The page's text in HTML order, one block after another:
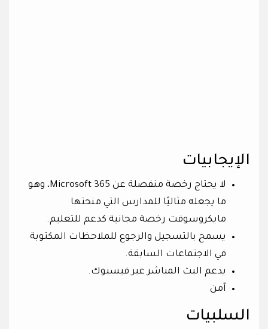
الإيجابيات
لا يحتاج رخصة منفصلة عن Microsoft 365، وهو
ما يجعله مثاليًا للمدارس التي منحتها
مايكروسوفت رخصة مجانية كدعم للتعليم.
يسمح بالتسجيل والرجوع للملاحظات المكتوبة
في الاجتماعات السابقة.
يدعم البث المباشر عبر فيسبوك.
آمن
السلبيات